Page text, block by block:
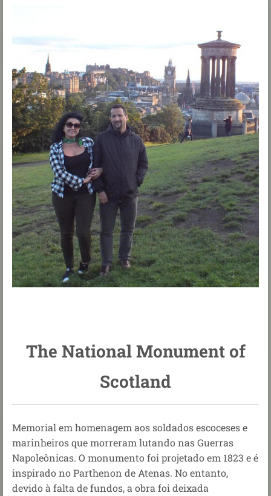
The National Monument of
Scotland
Memorial em homenagem aos soldados escoceses e
marinheiros que morreram lutando nas Guerras
Napoleônicas. O monumento foi projetado em 1823 e é
inspirado no Parthenon de Atenas. No entanto,
devido à falta de fundos, a obra foi deixada